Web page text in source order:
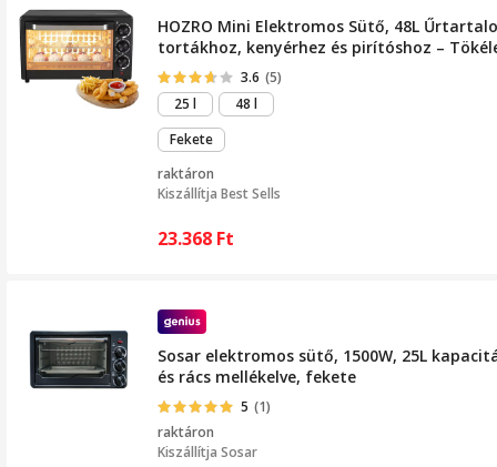
HOZRO Mini Elektromos Sütő, 48L
tortákhoz, kenyérhez és pirítóshoz –
3.6 (5)
25 l
48 l
Fekete
raktáron
Kiszállítja Best Sells
23.368 Ft
Sosar elektromos sütő, 1500W, 25L
és rács mellékelve, fekete
5 (1)
raktáron
Kiszállítja Sosar